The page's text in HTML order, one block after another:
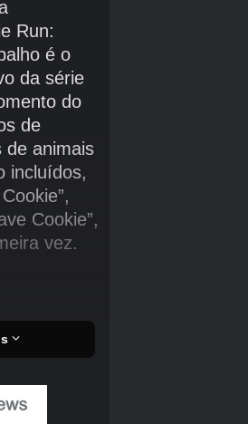
estão no lado mais
alguns usos e buffs de
neles para obter algo